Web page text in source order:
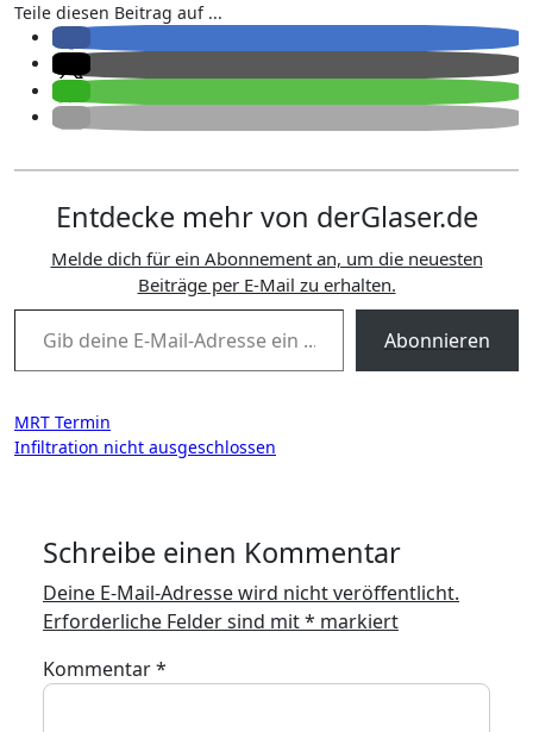
Teile diesen Beitrag auf ...
Entdecke mehr von derGlaser.de
Melde dich für ein Abonnement an, um die neuesten
Beiträge per E-Mail zu erhalten.
Gib deine E-Mail-Adresse ein ...
Abonnieren
Beitragsnavigation
MRT Termin
Infiltration nicht ausgeschlossen
Schreibe einen Kommentar
Deine E-Mail-Adresse wird nicht veröffentlicht.
Erforderliche Felder sind mit* markiert
Kommentar*